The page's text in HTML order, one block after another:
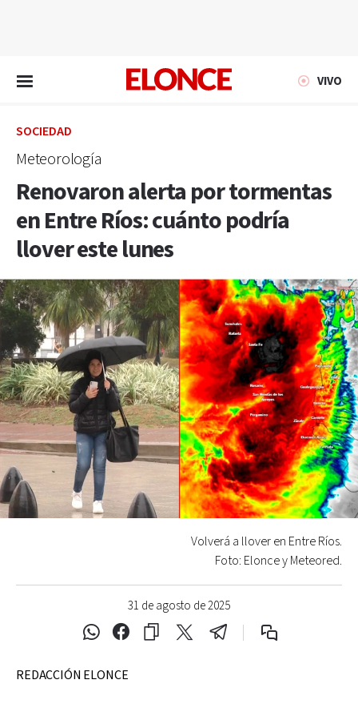
VIVO
SOCIEDAD
Meteorología
Renovaron alerta por tormentas
en Entre Ríos: cuánto podría
llover este lunes
31 de agosto de 2025
Volverá a llover en Entre Ríos.
Foto: Elonce y Meteored.
REDACCIÓN ELONCE